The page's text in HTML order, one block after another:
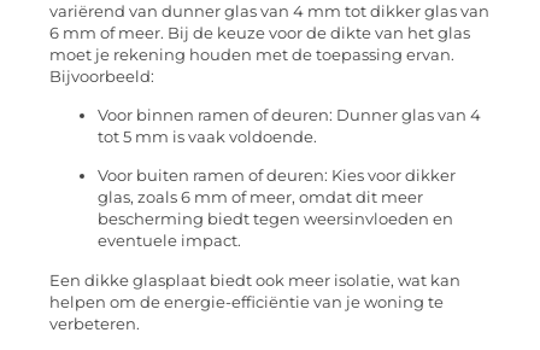
variërend van dunner glas van 4 mm tot dikker glas van
6 mm of meer. Bij de keuze voor de dikte van het glas
moet je rekening houden met de toepassing ervan.
Bijvoorbeeld:
Voor binnen ramen of deuren: Dunner glas van 4
tot 5 mm is vaak voldoende.
Voor buiten ramen of deuren: Kies voor dikker
glas, zoals 6 mm of meer, omdat dit meer
bescherming biedt tegen weersinvloeden en
eventuele impact.
Een dikke glasplaat biedt ook meer isolatie, wat kan
helpen om de energie-efficiëntie van je woning te
verbeteren.